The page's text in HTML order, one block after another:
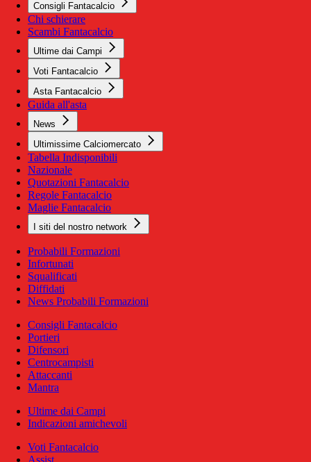
Consigli Fantacalcio
Chi schierare
Scambi Fantacalcio
Ultime dai Campi
Voti Fantacalcio
Asta Fantacalcio
Guida all'asta
News
Ultimissime Calciomercato
Tabella Indisponibili
Nazionale
Quotazioni Fantacalcio
Regole Fantacalcio
Maglie Fantacalcio
I siti del nostro network
Probabili Formazioni
Infortunati
Squalificati
Diffidati
News Probabili Formazioni
Consigli Fantacalcio
Portieri
Difensori
Centrocampisti
Attaccanti
Mantra
Ultime dai Campi
Indicazioni amichevoli
Voti Fantacalcio
Assist